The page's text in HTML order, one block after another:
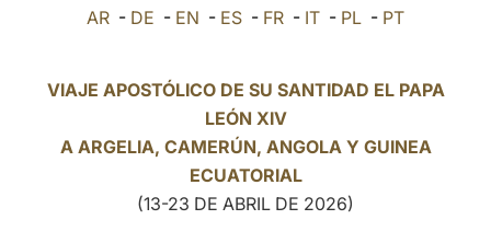
POLSKI
LATINE
AR - DE - EN - ES - FR - IT - PL - PT
VIAJE APOSTÓLICO DE SU SANTIDAD EL PAPA
LEÓN XIV
A ARGELIA, CAMERÚN, ANGOLA Y GUINEA
ECUATORIAL
(13-23 DE ABRIL DE 2026)